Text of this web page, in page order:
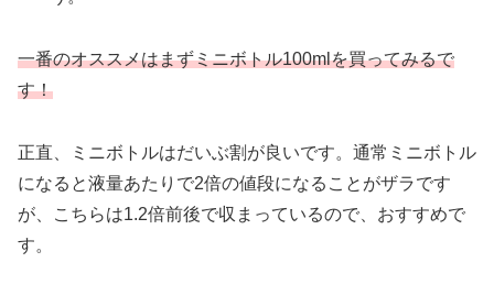
一番のオススメはまずミニボトル100mlを買ってみるで
す！
正直、ミニボトルはだいぶ割が良いです。通常ミニボトル
になると液量あたりで2倍の値段になることがザラです
が、こちらは1.2倍前後で収まっているので、おすすめで
す。